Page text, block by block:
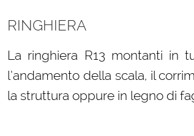
RINGHIERA
La ringhiera R13 montanti in
l’andamento della scala, il
la struttura oppure in legno di